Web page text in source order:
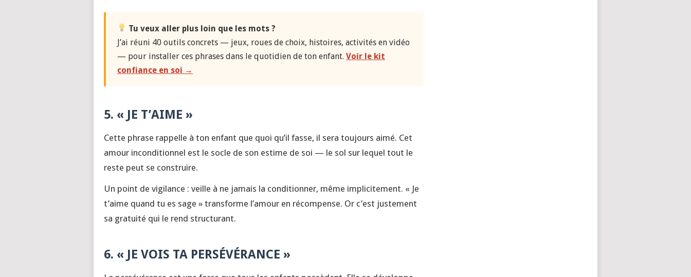
Tu veux aller plus loin que les mots ?
J’ai réuni 40 outils concrets — jeux, roues de choix, histoires, activités en vidéo
— pour installer ces phrases dans le quotidien de ton enfant. Voir le kit
confiance en soi →
5. « JE T’AIME »
Cette phrase rappelle à ton enfant que quoi qu’il fasse, il sera toujours aimé. Cet
amour inconditionnel est le socle de son estime de soi — le sol sur lequel tout le
reste peut se construire.
Un point de vigilance : veille à ne jamais la conditionner, même implicitement. « Je
t’aime quand tu es sage » transforme l’amour en récompense. Or c’est justement
sa gratuité qui le rend structurant.
6. « JE VOIS TA PERSÉVÉRANCE »